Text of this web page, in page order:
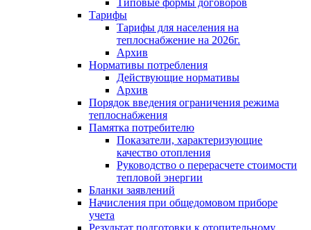
Типовые формы договоров
Тарифы
Тарифы для населения на
теплоснабжение на 2026г.
Архив
Нормативы потребления
Действующие нормативы
Архив
Порядок введения ограничения режима
теплоснабжения
Памятка потребителю
Показатели, характеризующие
качество отопления
Руководство о перерасчете стоимости
тепловой энергии
Бланки заявлений
Начисления при общедомовом приборе
учета